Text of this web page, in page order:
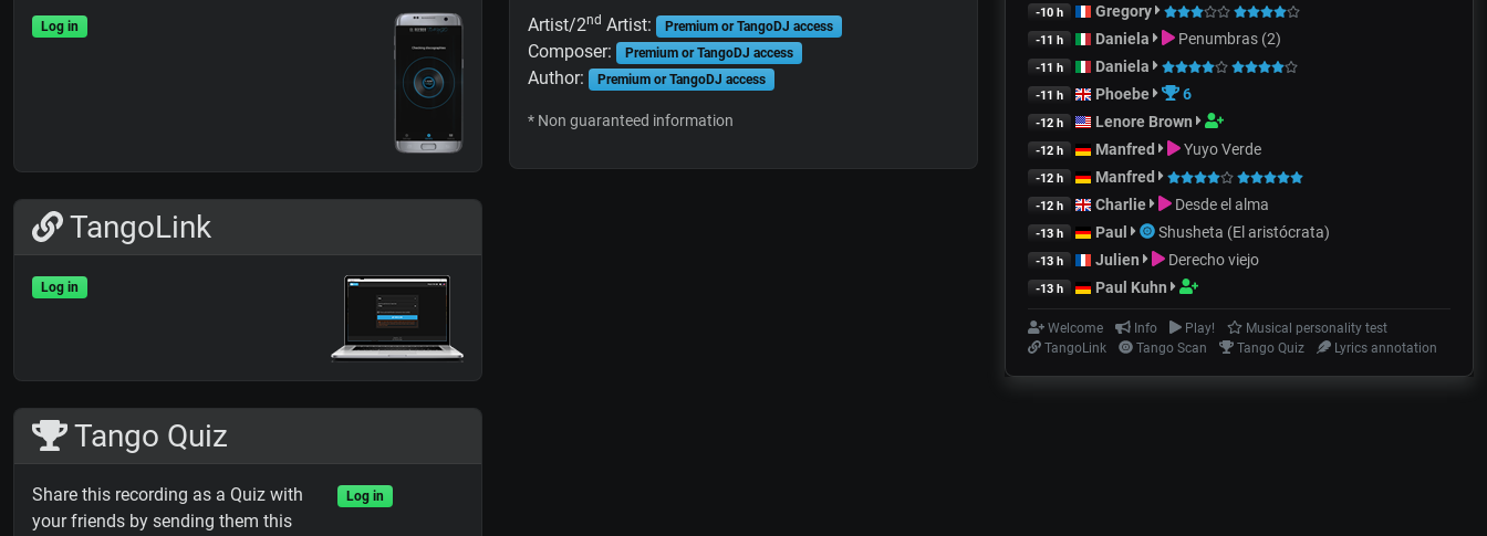
Log in
TangoLink
Log in
Tango Quiz
Share this recording as a Quiz with
your friends by sending them this
Log in
Artist/2nd Artist: Premium or TangoDJ access
Composer: Premium or TangoDJ access
Author: Premium or TangoDJ access
* Non guaranteed information
-10 h Gregory
-11 h Daniela Penumbras (2)
-11 h Daniela
-11 h Phoebe 6
-12 h Lenore Brown
-12 h Manfred Yuyo Verde
-12 h Manfred
-12 h Charlie Desde el alma
-13 h Paul Shusheta (El aristócrata)
-13 h Julien Derecho viejo
-13 h Paul Kuhn
Welcome Info Play!
Musical personality test
TangoLink
Tango Scan Tango Quiz Lyrics annotation